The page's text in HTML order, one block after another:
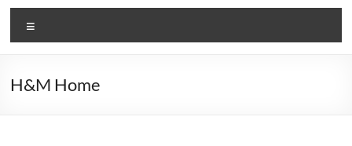
H&M Home